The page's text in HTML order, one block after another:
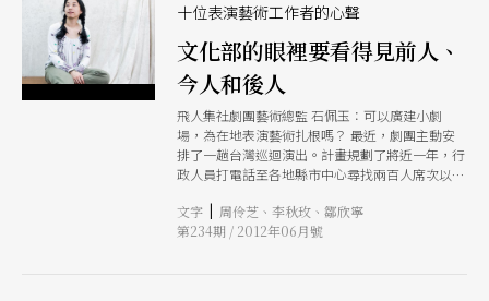
十位表演藝術工作者的心聲
文化部的眼裡要看得見前人、
今人和後人
飛人集社劇團藝術總監 石佩玉：可以廣建小劇
場，為在地表演藝術扎根嗎？ 最近，劇團主動安
排了一趟台灣巡迴演出。計畫規劃了將近一年，行
政人員打電話至各地縣市中心尋找兩百人席次以下
來，台灣的小型場地居然這麼稀少。每一個縣市都
有一座上千人座位席的文化中心，卻沒有兩百人座
文字 | 周伶芝、李秋玫、鄒欣寧
第234期 / 2012年06月號